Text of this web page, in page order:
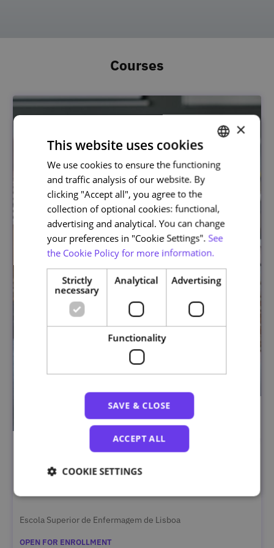
Courses
Saúde Mental e Bem-Estar no Ensino Superior
Escola Superior de Enfermagem de Lisboa
OPEN FOR ENROLLMENT
PORTUGUESE
ENGLISH
×
This website uses cookies
We use cookies to ensure the functioning
and traffic analysis of our website. By
clicking "Accept all", you agree to the
collection of optional cookies: functional,
advertising and analytical. You can change
your preferences in "Cookie Settings". See
the Cookie Policy for more information.
Strictly
necessary
Analytical Advertising
Functionality
SAVE & CLOSE
ACCEPT ALL
COOKIE SETTINGS